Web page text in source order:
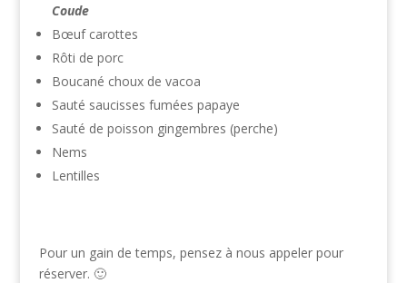
Coude
Bœuf carottes
Rôti de porc
Boucané choux de vacoa
Sauté saucisses fumées papaye
Sauté de poisson gingembres (perche)
Nems
Lentilles
Pour un gain de temps, pensez à nous appeler pour
réserver. 🙂